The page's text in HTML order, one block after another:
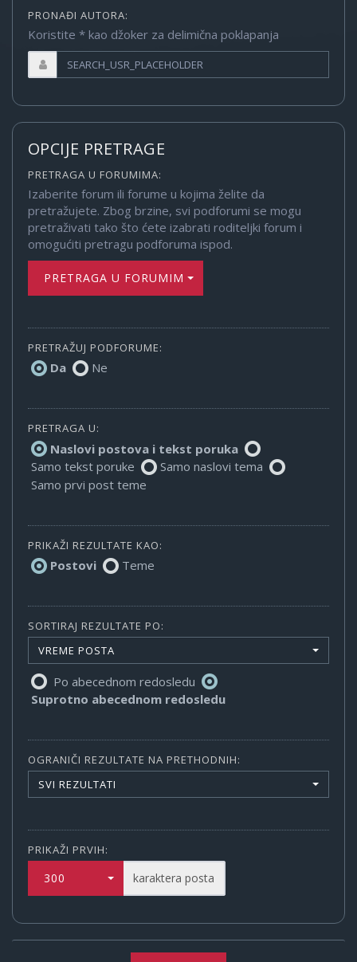
PRONAĐI AUTORA:
Koristite * kao džoker za delimična poklapanja
OPCIJE PRETRAGE
PRETRAGA U FORUMIMA:
Izaberite forum ili forume u kojima želite da
pretražujete. Zbog brzine, svi podforumi se mogu
pretraživati tako što ćete izabrati roditeljki forum i
omogućiti pretragu podforuma ispod.
PRETRAGA U FORUMIMA
PRETRAŽUJ PODFORUME:
Da Ne
PRETRAGA U:
Naslovi postova i tekst poruka
Samo tekst poruke
Samo naslovi tema
Samo prvi post teme
PRIKAŽI REZULTATE KAO:
Postovi Teme
SORTIRAJ REZULTATE PO:
VREME POSTA
Po abecednom redosledu
Suprotno abecednom redosledu
OGRANIČI REZULTATE NA PRETHODNIH:
SVI REZULTATI
PRIKAŽI PRVIH:
300 karaktera posta